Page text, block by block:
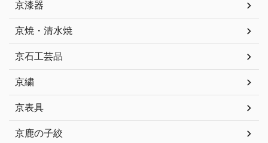
京漆器
京焼・清水焼
京石工芸品
京繍
京表具
京鹿の子絞